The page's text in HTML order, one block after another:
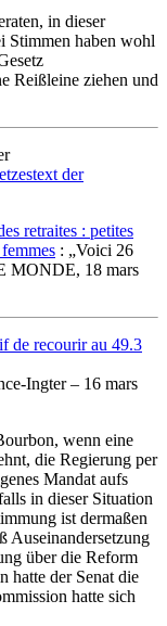
in dieser
Stimmen haben wohl
Reißleine ziehen und
der
retraites : petites
: „Voici 26
MONDE, 18 mars
de recourir au 49.3
Ingter – 16 mars
wenn eine
die Regierung per
Mandat aufs
in dieser Situation
ist dermaßen
Auseinandersetzung
über die Reform
hatte der Senat die
hatte sich